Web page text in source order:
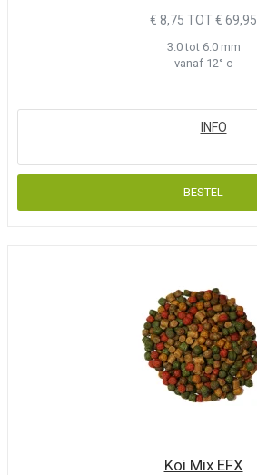
€ 8,75 TOT € 69,95
3.0 tot 6.0 mm
vanaf 12° c
Koi Mix EFX